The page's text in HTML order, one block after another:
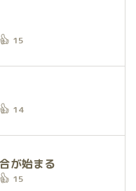
15
14
が始まる
15